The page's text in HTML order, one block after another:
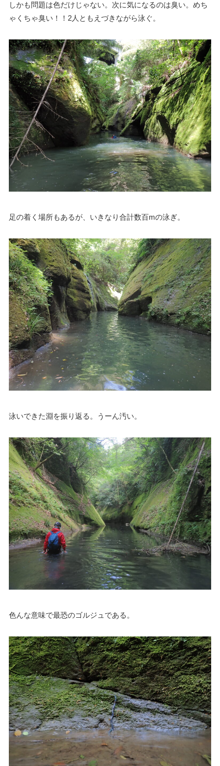
しかも問題は色だけじゃない。次に気になるのは臭い。めち
ゃくちゃ臭い！！2人ともえづきながら泳ぐ。
足の着く場所もあるが、いきなり合計数百mの泳ぎ。
泳いできた淵を振り返る。うーん汚い。
色んな意味で最恐のゴルジュである。